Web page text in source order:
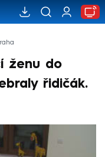
ženu do
řidičák.